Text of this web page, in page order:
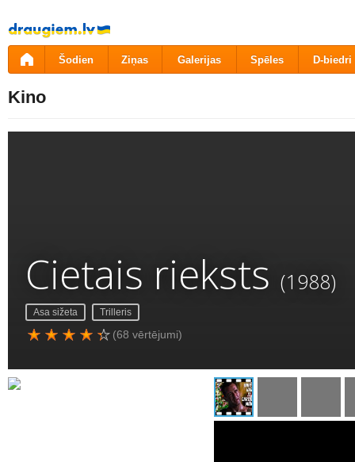
Pāriet
uz
saturu
Šodien Ziņas Galerijas Spēles D-biedri
Kino
Cietais rieksts (1988)
Asa sižeta Trilleris
(68 vērtējumi)